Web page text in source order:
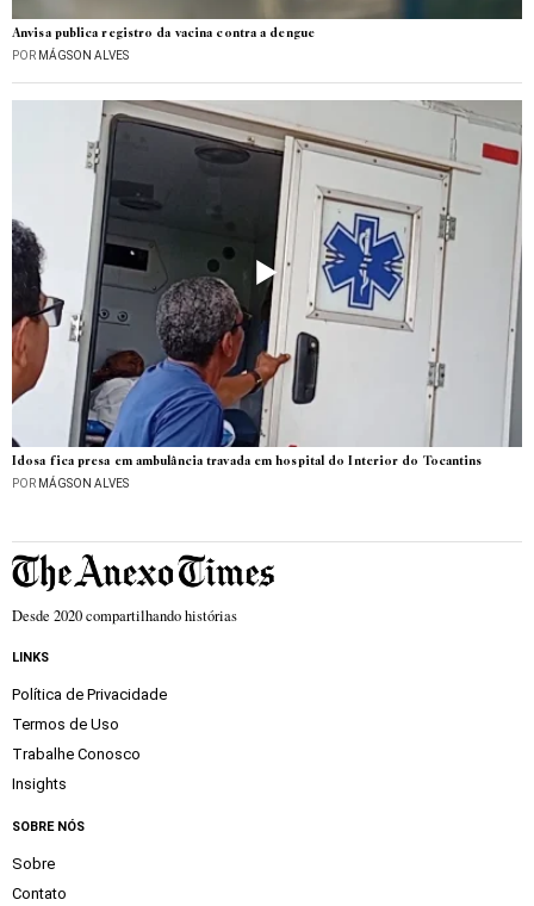
Anvisa publica registro da vacina contra a dengue
POR MÁGSON ALVES
Idosa fica presa em ambulância travada em hospital do Interior do Tocantins
POR MÁGSON ALVES
Desde 2020 compartilhando histórias
LINKS
Política de Privacidade
Termos de Uso
Trabalhe Conosco
Insights
SOBRE NÓS
Sobre
Contato